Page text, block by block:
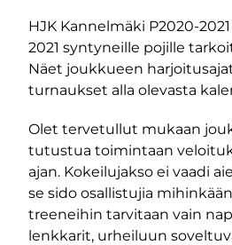
HJK Kannelmäki P2020-
2021 syntyneille pojille
Näet joukkueen
turnaukset alla olevasta
Olet tervetullut mukaan
tutustua toimintaan
ajan. Kokeilujakso ei vaadi
se sido osallistujia
treeneihin tarvitaan vain
lenkkarit, urheiluun